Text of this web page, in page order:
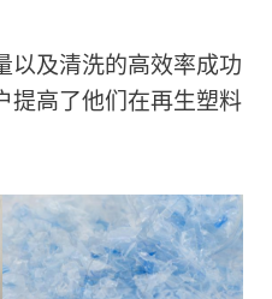
以及清洗的高效率成功
提高了他们在再生塑料